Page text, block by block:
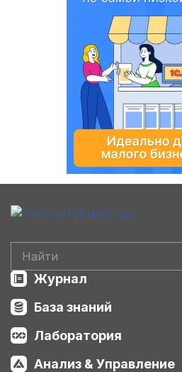
Журнал
База знаний
Лаборатория
Анализ & Управление